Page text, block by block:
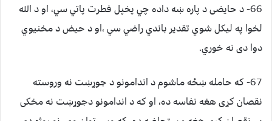
66- د حايضی د پاره ښه داده چي پخپل فطرت پاتي سي، او د الله
لخوا په ليکل شوي تقدير باندي راضي سي ،او د حيض د مخنيوي
دوا دی نه خوري.
67- که حامله ښځه ماشوم د اندامونو د جوړښت نه وروسته
نقصان کړی هغه نفاسه ده، او که د اندامونو دجوړښت نه مخکی